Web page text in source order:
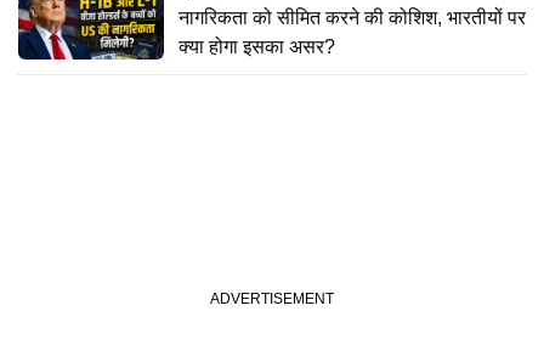
नागरिकता को सीमित करने की कोशिश, भारतीयों पर
क्या होगा इसका असर?